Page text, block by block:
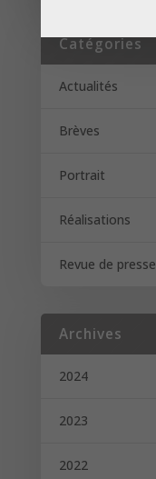
Catégories
Actualités
Brèves
Portrait
Réalisations
Revue de presse
Archives
2024
2023
2022